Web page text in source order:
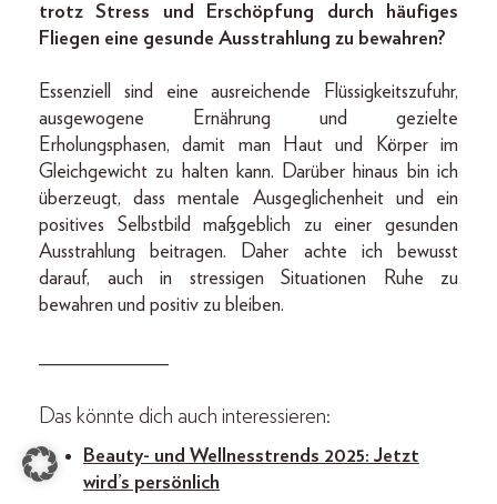
trotz Stress und Erschöpfung durch häufiges
Fliegen eine gesunde Ausstrahlung zu bewahren?
Essenziell sind eine ausreichende Flüssigkeitszufuhr,
ausgewogene Ernährung und gezielte
Erholungsphasen, damit man Haut und Körper im
Gleichgewicht zu halten kann. Darüber hinaus bin ich
überzeugt, dass mentale Ausgeglichenheit und ein
positives Selbstbild maßgeblich zu einer gesunden
Ausstrahlung beitragen. Daher achte ich bewusst
darauf, auch in stressigen Situationen Ruhe zu
bewahren und positiv zu bleiben.
_____________
Das könnte dich auch interessieren:
Beauty- und Wellnesstrends 2025: Jetzt
wird’s persönlich